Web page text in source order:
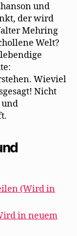
und
der wird
Mehring
Welt?
Wieviel
Nicht
und
(Wird in
in neuem